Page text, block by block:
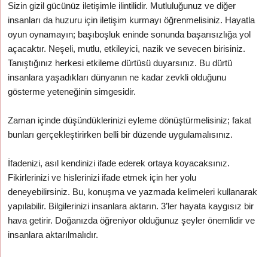
Sizin gizil gücünüz iletişimle ilintilidir. Mutluluğunuz ve diğer
insanları da huzuru için iletişim kurmayı öğrenmelisiniz. Hayatla
oyun oynamayın; başıboşluk eninde sonunda başarısızlığa yol
açacaktır. Neşeli, mutlu, etkileyici, nazik ve sevecen birisiniz.
Tanıştığınız herkesi etkileme dürtüsü duyarsınız. Bu dürtü
insanlara yaşadıkları dünyanın ne kadar zevkli olduğunu
gösterme yeteneğinin simgesidir.
Zaman içinde düşündüklerinizi eyleme dönüştürmelisiniz; fakat
bunları gerçekleştirirken belli bir düzende uygulamalısınız.
İfadenizi, asıl kendinizi ifade ederek ortaya koyacaksınız.
Fikirlerinizi ve hislerinizi ifade etmek için her yolu
deneyebilirsiniz. Bu, konuşma ve yazmada kelimeleri kullanarak
yapılabilir. Bilgilerinizi insanlara aktarın. 3’ler hayata kaygısız bir
hava getirir. Doğanızda öğreniyor olduğunuz şeyler önemlidir ve
insanlara aktarılmalıdır.